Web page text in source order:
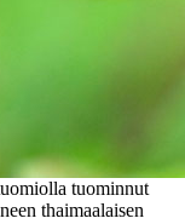
tuominnut
thaimaalaisen